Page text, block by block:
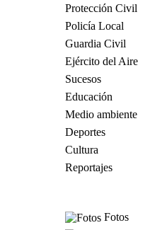
Protección Civil
Policía Local
Guardia Civil
Ejército del Aire
Sucesos
Educación
Medio ambiente
Deportes
Cultura
Reportajes
Fotos